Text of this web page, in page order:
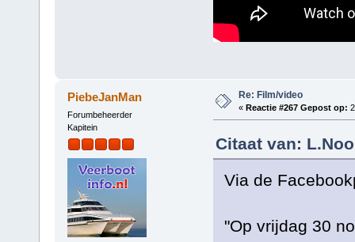
PiebeJanMan
Forumbeheerder
Kapitein
Re: Film/video
« Reactie #267 Gepost op:
Citaat van:
Via de
"Op vrijdag 30